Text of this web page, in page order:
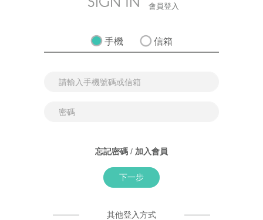
會員登入
手機 信箱
忘記密碼 / 加入會員
下一步
其他登入方式